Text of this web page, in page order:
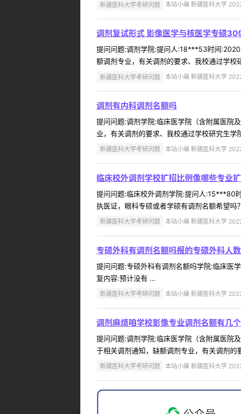
新疆医科大学考研问题 本站小编 新疆医科大学
调剂复试形式 影像医学与核医学专硕
提问问题:调剂学院:提问人:18***53时间
额调剂专业，有关调剂的要求、我校通过学
新疆医科大学考研问题 本站小编 新疆医科大学
调剂有内科调剂名额吗
提问问题:调剂学院:临床医学院（含附属医院
业，有关调剂的要求、我校通过学校研究生
新疆医科大学考研问题 本站小编 新疆医科大学
临床校外调剂学校扩招比例像哪些专业
提问问题:临床校外调剂学院:提问人:15***80
执医证，眼科专硕或者学硕有调剂名额希望
新疆医科大学考研问题 本站小编 新疆医科大学
专硕外科有调剂名额吗报的专硕外科人
提问问题:专硕外科有调剂名额吗学院:临床医
复内容:预计没有 ...
新疆医科大学考研问题 本站小编 新疆医科大学
调剂麻烦咱学校影像专业调剂名额有几个
提问问题:调剂学院:临床医学院（含附属医院
于相关调剂通知，缺额调剂专业，有关调剂
新疆医科大学考研问题 本站小编 新疆医科大学